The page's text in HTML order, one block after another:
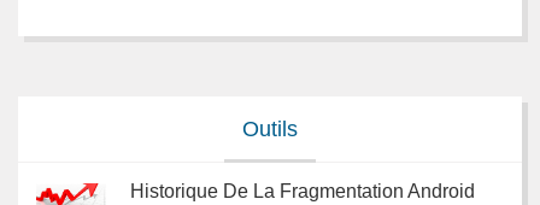
Outils
Historique De La Fragmentation Android